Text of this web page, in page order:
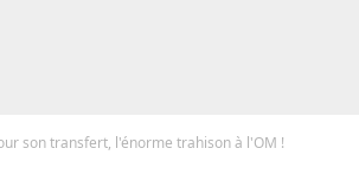
son transfert, l'énorme trahison à l'OM !